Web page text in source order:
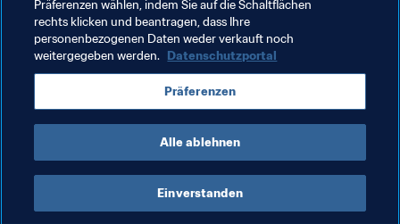
Verwandte Themen
Turniere Italy Poland Portugal
Switzerland UEFA
Präferenzen wählen, indem Sie auf die Schaltflächen
rechts klicken und beantragen, dass Ihre
personenbezogenen Daten weder verkauft noch
weitergegeben werden. Datenschutzportal
Präferenzen
Alle ablehnen
Einverstanden